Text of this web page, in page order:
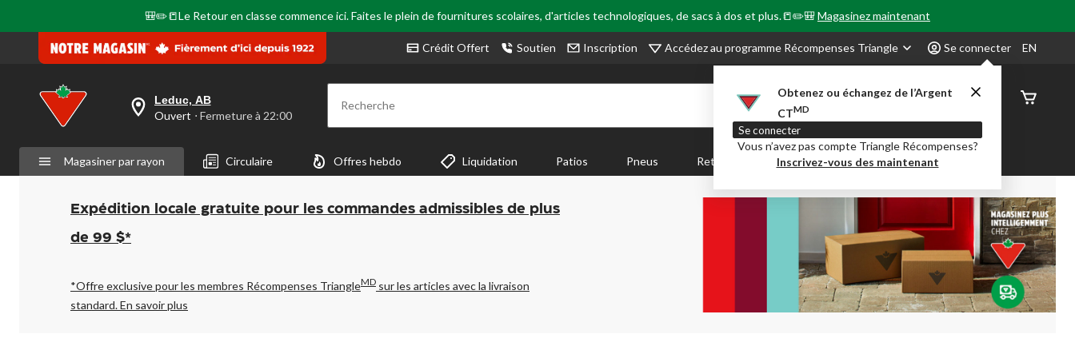
🎒✏️📒Le Retour en classe commence ici. Faites le plein de fournitures scolaires, d'articles technologiques, de sacs à dos et plus.📒✏️🎒Magasinez maintenant
Crédit Offert Soutien Inscription Accédez au programme Récompenses Triangle Se connecter
Obtenez ou échangez de l’Argent
CTMD
Se connecter
Vous n’avez pas compte Triangle Récompenses?
Inscrivez-vous des maintenant
EN
votre
est
Leduc,
AB,
Ouvert,
Fermeture
à
pour
changer
Leduc, AB
Ouvert ⋅ Fermeture à 22:00 Recherche
État de
Magasiner par rayon Circulaire Offres hebdo Liquidation Patios Pneus Retour en Classe Party City Centre-auto
Expédition locale gratuite pour les commandes admissibles de plus
de 99 $*
*Offre exclusive pour les membres Récompenses TriangleMD sur les articles avec la livraison
standard.En savoir plus